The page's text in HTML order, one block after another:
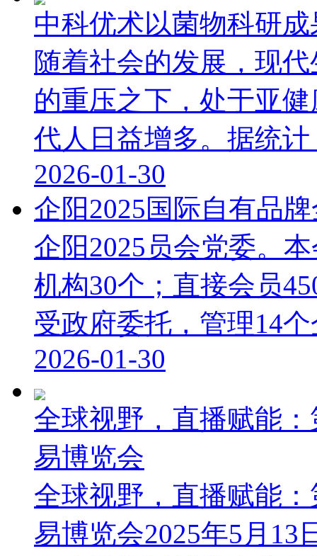
中科优术以菌物科研
随着社会的发展，现
的重压之下，处于亚
代人日益增多。据统
2026-01-30
企阳2025国际自有品
企阳2025员会党委。
机构30个；直接会员
受政府委托，管理14
2026-01-30
全球视野，直播赋能
易博览会
全球视野，直播赋能
易博览会2025年5月13